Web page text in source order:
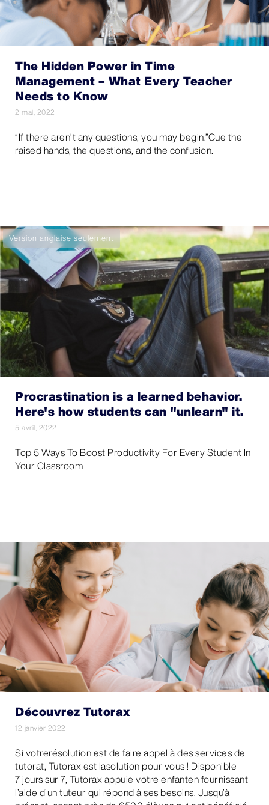
The Hidden Power in Time
Management – What Every Teacher
Needs to Know
2 mai, 2022
“If there aren’t any questions, you may begin.”Cue the
raised hands, the questions, and the confusion.
Version anglaise seulement
Procrastination is a learned behavior.
Here's how students can "unlearn" it.
5 avril, 2022
Top 5 Ways To Boost Productivity For Every Student In
Your Classroom
Découvrez Tutorax
12 janvier 2022
Si votrerésolution est de faire appel à des services de
tutorat, Tutorax est lasolution pour vous ! Disponible
7 jours sur 7, Tutorax appuie votre enfanten fournissant
l’aide d’un tuteur qui répond à ses besoins. Jusqu’à